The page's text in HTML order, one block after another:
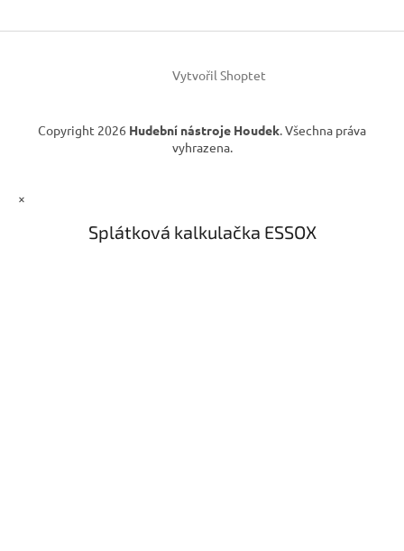
í
Vytvořil Shoptet
Copyright 2026 Hudební nástroje Houdek. Všechna práva
vyhrazena.
×
Splátková kalkulačka ESSOX